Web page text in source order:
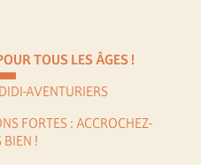
TOUS LES ÂGES !
AVENTURIERS
FORTES : ACCROCHEZ-
BIEN !